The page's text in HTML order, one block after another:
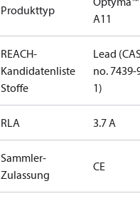
Produkttyp
A11
REACH-
Kandidatenliste
Stoffe
Lead
no. 7439-
1)
RLA 3.7 A
Sammler-
Zulassung
CE